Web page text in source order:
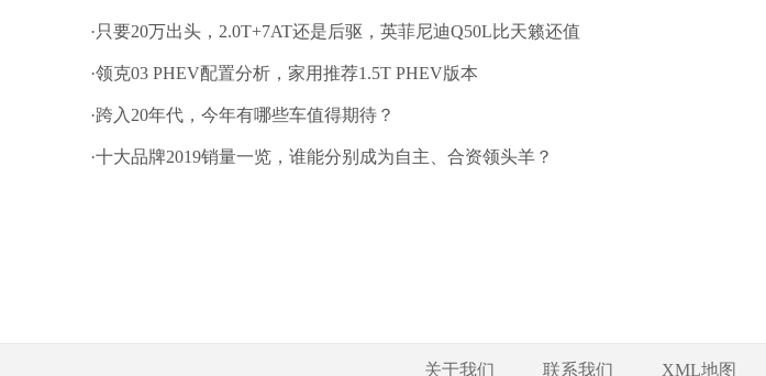
·只要20万出头，2.0T+7AT还是后驱，英菲尼迪Q50L比天籁还值
·领克03 PHEV配置分析，家用推荐1.5T PHEV版本
·跨入20年代，今年有哪些车值得期待？
·十大品牌2019销量一览，谁能分别成为自主、合资领头羊？
关于我们 联系我们 XML地图